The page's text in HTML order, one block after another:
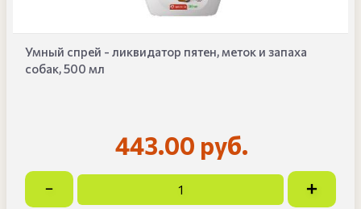
Умный спрей - ликвидатор пятен, меток и запаха
собак, 500 мл
443.00 руб.